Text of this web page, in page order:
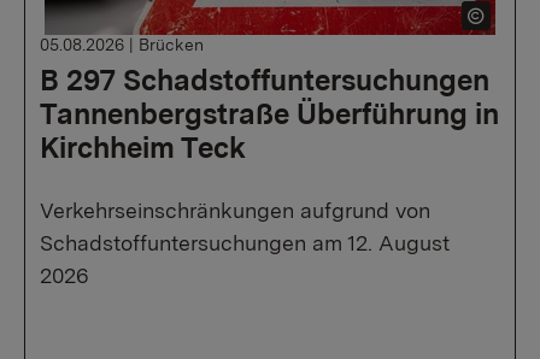
B 297 Schadstoffuntersuchungen
Tannenbergstraße Überführung in
Kirchheim Teck
05.08.2026 | Brücken
Verkehrseinschränkungen aufgrund von
Schadstoffuntersuchungen am 12. August
2026